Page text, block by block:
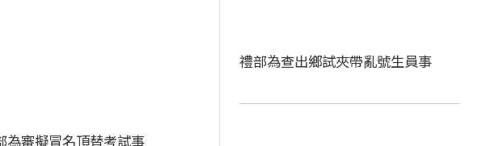
禮部為查出鄉試夾帶亂號生員事
為審擬冒名頂替考試事